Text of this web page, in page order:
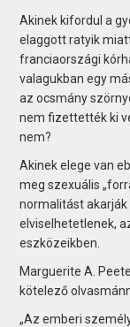
Akinek kifordul a
elaggott ratyik
franciaországi
valagukban egy
az ocsmány
nem fizettették ki
nem?
Akinek elege van
meg szexuális
normalitást akarják
elviselhetetlenek,
eszközeikben.
Marguerite A.
kötelező
„Az emberi